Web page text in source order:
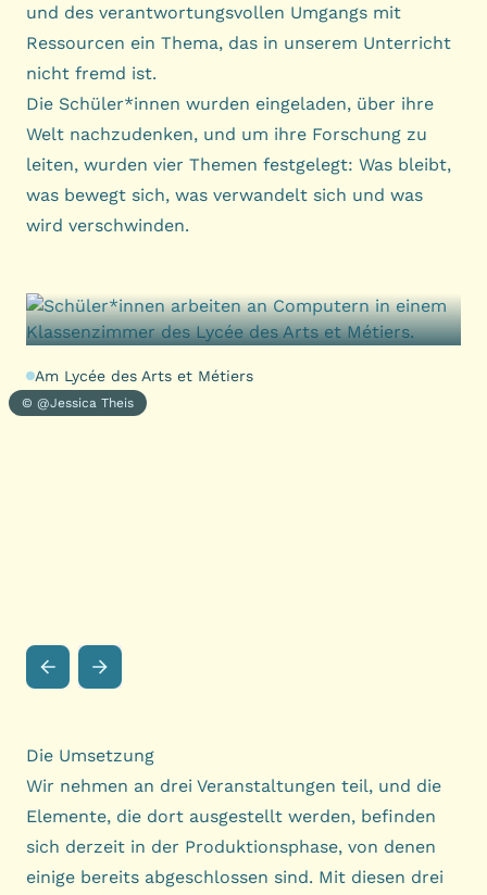
und des verantwortungsvollen Umgangs mit
Ressourcen ein Thema, das in unserem Unterricht
nicht fremd ist.
Die Schüler*innen wurden eingeladen, über ihre
Welt nachzudenken, und um ihre Forschung zu
leiten, wurden vier Themen festgelegt: Was bleibt,
was bewegt sich, was verwandelt sich und was
wird verschwinden.
Am Lycée des Arts et Métiers
© @Jessica Theis
Die Umsetzung
Wir nehmen an drei Veranstaltungen teil, und die
Elemente, die dort ausgestellt werden, befinden
sich derzeit in der Produktionsphase, von denen
einige bereits abgeschlossen sind. Mit diesen drei